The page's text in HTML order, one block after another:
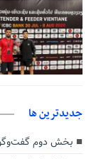
جديدترين ها
بخش دوم